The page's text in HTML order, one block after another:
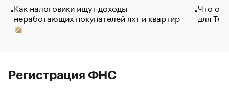
Как налоговики ищут доходы
неработающих покупателей яхт и квартир
Что
для
Регистрация ФНС